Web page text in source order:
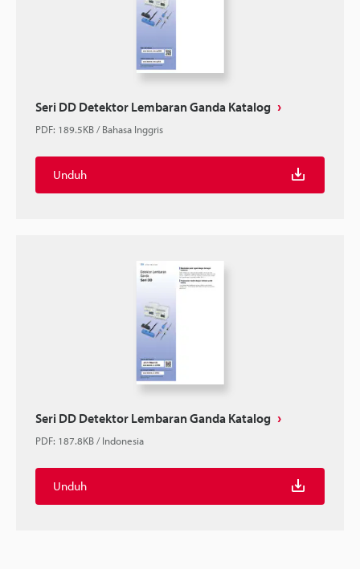
Seri DD Detektor Lembaran Ganda Katalog
PDF: 189.5KB/Bahasa Inggris
Unduh
Seri DD Detektor Lembaran Ganda Katalog
PDF: 187.8KB/Indonesia
Unduh